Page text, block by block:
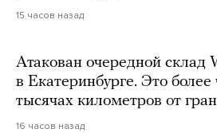
15 часов назад
Атакован очередной
в Екатеринбурге. Это более
тысячах километров от
16 часов назад